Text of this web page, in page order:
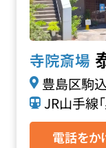
寺院斎場
豊島区駒
JR山手線
電話をか